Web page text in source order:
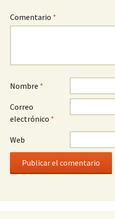
Comentario *
Nombre *
Correo
electrónico *
Web